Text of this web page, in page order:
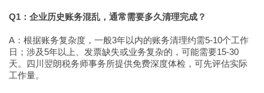
Q1：企业历史账务混乱，通常需要多久清理完成？
A：根据账务复杂度，一般3年以内的账务清理约需5-10个工作
日；涉及5年以上、发票缺失或业务复杂的，可能需要15-30
天。四川翌朗税务师事务所提供免费深度体检，可先评估实际
工作量。